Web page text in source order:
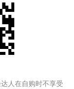
人在自购时不享受